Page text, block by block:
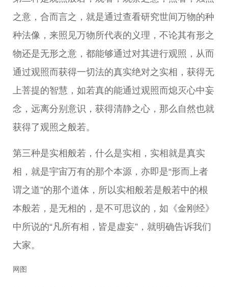
之意，合而言之，就是通过查看研究世间万物的种
种法像，来照见万物所代表的义理，不论其有形之
物还是无形之意，都能够通过对其进行观照，从而
通过观照而获得一切法的真实绝对之实相，获得无
上菩提的智慧，如若真的能通过观照而熄灭心中妄
念，远离分别意识，获得清静之心，那么自然也就
获得了观照之般若。
第三种是实相般若，什么是实相，实相就是真实
相，就是宇宙万有的那个本源，亦即是“形而上者
谓之道”的那个道体，所以实相般若是般若中的根
本般若，是无相的，是不可思议的，如《金刚经》
中所说的“凡所有相，皆是虚妄”，就明确告诉我们
大家。
网图